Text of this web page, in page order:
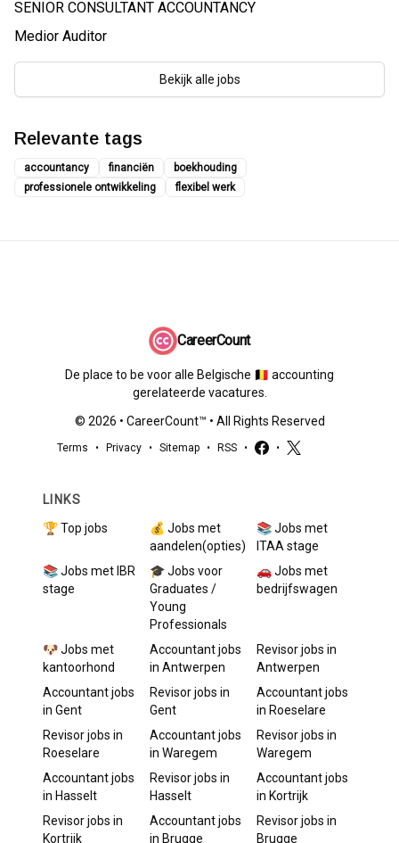
SENIOR CONSULTANT ACCOUNTANCY
Medior Auditor
Bekijk alle jobs
Relevante tags
accountancy financiën
boekhouding
professionele ontwikkeling
flexibel werk
CareerCount
De place to be voor alle Belgische 🇧🇪 accounting
gerelateerde vacatures.
© 2026 • CareerCount™ • All Rights Reserved
Terms • Privacy • Sitemap • RSS • •
LINKS
🏆 Top jobs
💰 Jobs met
aandelen(opties)
📚 Jobs met
ITAA stage
📚 Jobs met IBR
stage
🎓 Jobs voor
Graduates /
Young
Professionals
🚗 Jobs met
bedrijfswagen
🐶 Jobs met
kantoorhond
Accountantjobs
in Antwerpen
Revisorjobs in
Antwerpen
Accountantjobs
in Gent
Revisorjobs in
Gent
Accountantjobs
in Roeselare
Revisorjobs in
Roeselare
Accountantjobs
in Waregem
Revisorjobs in
Waregem
Accountantjobs
in Hasselt
Revisorjobs in
Hasselt
Accountantjobs
in Kortrijk
Revisorjobs in
Kortrijk
Accountantjobs
in Brugge
Revisorjobs in
Brugge